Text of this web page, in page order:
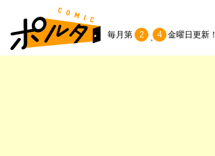
毎月第 2 4 金曜日 更新！